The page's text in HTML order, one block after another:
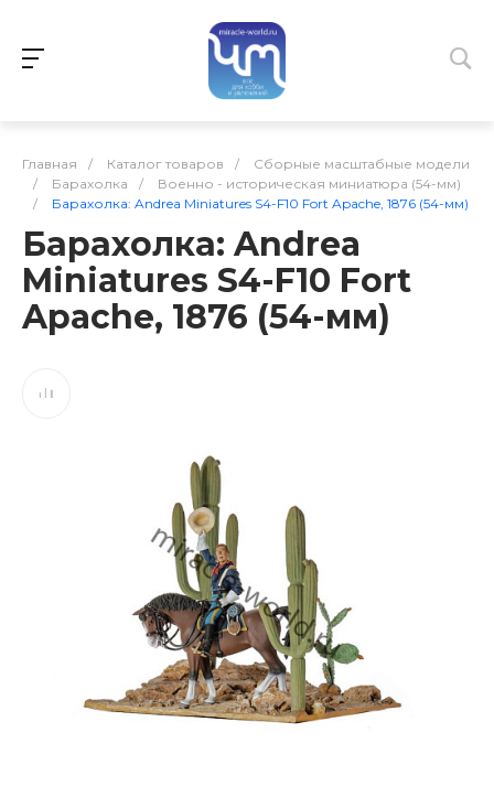
Главная / Каталог товаров /
Сборные масштабные модели
/
Барахолка /
Военно - историческая миниатюра (54-мм)
/
Барахолка: Andrea Miniatures S4-F10 Fort Apache, 1876 (54-мм)
Барахолка: Andrea
Miniatures S4-F10 Fort
Apache, 1876 (54-мм)